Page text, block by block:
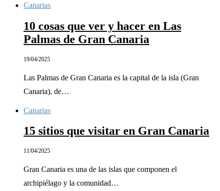
Canarias
10 cosas que ver y hacer en Las
Palmas de Gran Canaria
19/04/2025
Las Palmas de Gran Canaria es la capital de la isla (Gran
Canaria), de…
Canarias
15 sitios que visitar en Gran Canaria
11/04/2025
Gran Canaria es una de las islas que componen el
archipiélago y la comunidad…